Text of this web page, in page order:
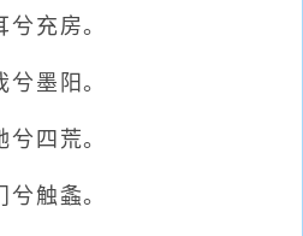
充房。
墨阳。
四荒。
触螽。